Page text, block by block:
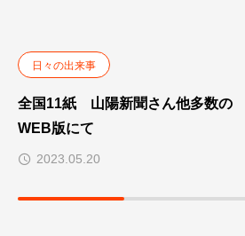
日々の出来事
全国11紙 山陽新聞さん他多数の
WEB版にて
2023.05.20